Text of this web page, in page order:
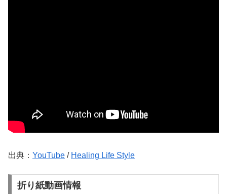
出典： YouTube / Healing Life Style
折り紙動画情報